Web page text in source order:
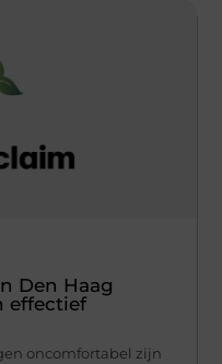
Den Haag
effectief
oncomfortabel zijn